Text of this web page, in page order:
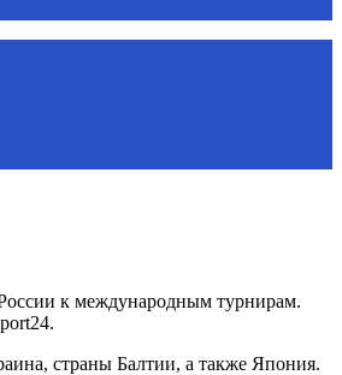
к международным турнирам.
страны Балтии, а также Япония.